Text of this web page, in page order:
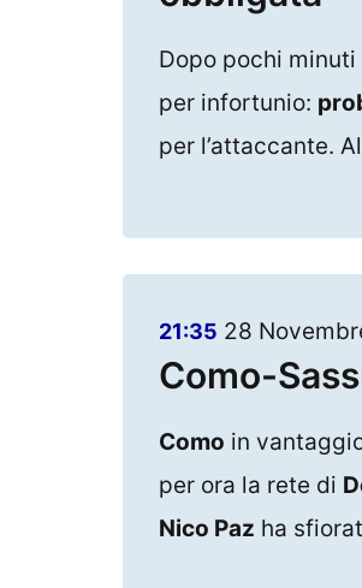
Dopo pochi
per infortunio:
per l’attaccante.
21:35 28
Como-
Como in
per ora la rete di
Nico Paz ha